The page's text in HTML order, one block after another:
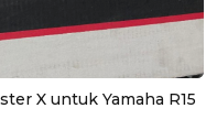
X untuk Yamaha R15